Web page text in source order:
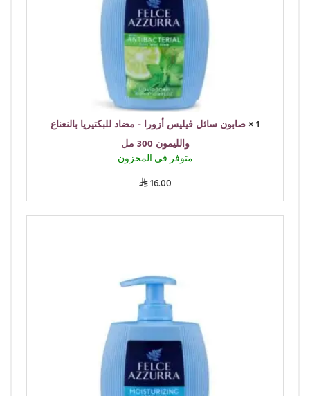
1 ×
صابون سائل فيليس أزورا - مضاد للبكتيريا بالنعناع
والليمون 300 مل
متوفر في المخزون
⃁ 16.00